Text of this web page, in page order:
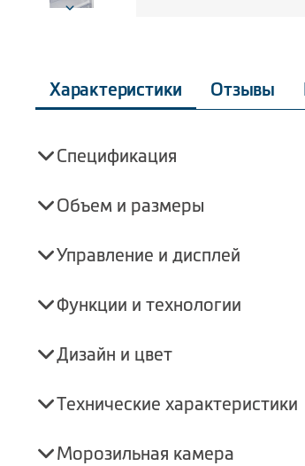
Характеристики Отзывы
Спецификация
Объем и размеры
Управление и дисплей
Функции и технологии
Дизайн и цвет
Технические характеристики
Морозильная камера